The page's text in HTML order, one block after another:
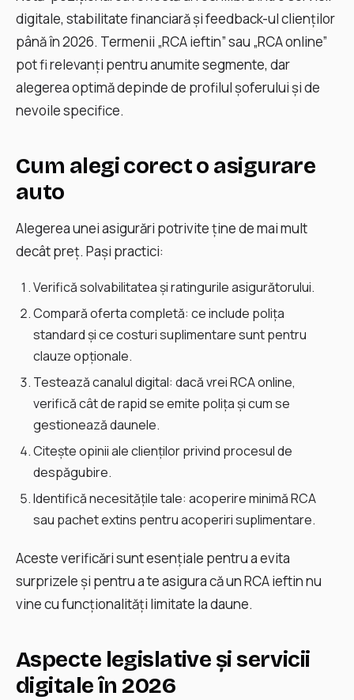
digitale, stabilitate financiară și feedback-ul clienților
până în 2026. Termenii „RCA ieftin” sau „RCA online”
pot fi relevanți pentru anumite segmente, dar
alegerea optimă depinde de profilul șoferului și de
nevoile specifice.
Cum alegi corect o asigurare
auto
Alegerea unei asigurări potrivite ține de mai mult
decât preț. Pași practici:
Verifică solvabilitatea și ratingurile asigurătorului.
Compară oferta completă: ce include polița
standard și ce costuri suplimentare sunt pentru
clauze opționale.
Testează canalul digital: dacă vrei RCA online,
verifică cât de rapid se emite polița și cum se
gestionează daunele.
Citește opinii ale clienților privind procesul de
despăgubire.
Identifică necesitățile tale: acoperire minimă RCA
sau pachet extins pentru acoperiri suplimentare.
Aceste verificări sunt esențiale pentru a evita
surprizele și pentru a te asigura că un RCA ieftin nu
vine cu funcționalități limitate la daune.
Aspecte legislative și servicii
digitale în 2026